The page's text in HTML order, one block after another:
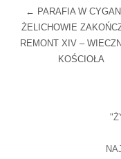
Post navigation
← PARAFIA W
ŻELICHOWIE
REMONT XIV –
KOŚCIOŁA